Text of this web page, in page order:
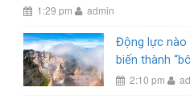
1:29 pm admin
Động lực nào
biến thành
2:10 pm